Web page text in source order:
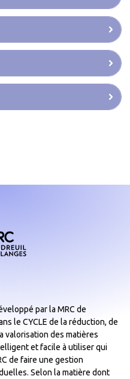
par la MRC de
le CYCLE de la réduction, de
valorisation des matières
et facile à utiliser qui
de faire une gestion
Selon la matière dont